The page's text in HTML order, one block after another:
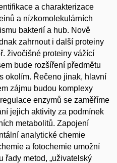
a charakterizace
a nízkomolekulárních
bakterií a hub. Nově
zahrnout i další proteiny
živočišné proteiny vážící
bude rozšíření předmětu
okolím. Řečeno jinak, hlavní
zájmu budou komplexy
enzymů se zaměříme
jejich aktivity za podmínek
metabolitů. Zapojení
analytické chemie
a fotochemie umožní
řady metod, „uživatelský